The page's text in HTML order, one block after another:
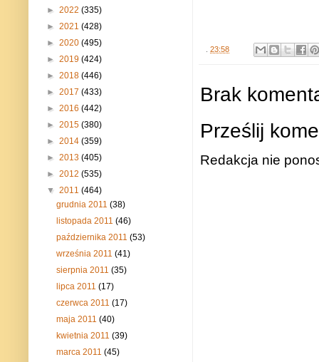
23:58
Brak
Prześlij
Redakcja nie
► 2022 (335)
► 2021 (428)
► 2020 (495)
► 2019 (424)
► 2018 (446)
► 2017 (433)
► 2016 (442)
► 2015 (380)
► 2014 (359)
► 2013 (405)
► 2012 (535)
▼ 2011 (464)
grudnia 2011(38)
listopada 2011(46)
października 2011(53)
września 2011(41)
sierpnia 2011(35)
lipca 2011(17)
czerwca 2011(17)
maja 2011(40)
kwietnia 2011(39)
marca 2011(45)